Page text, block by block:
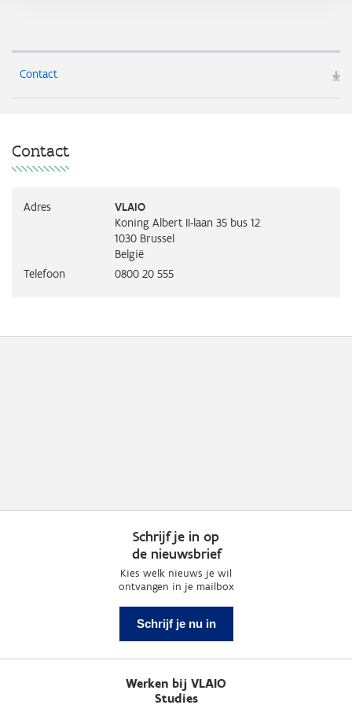
Contact
Contact
Adres
VLAIO
Koning Albert II-laan 35 bus 12
1030 Brussel
België
Telefoon
0800 20 555
Schrijf je in op
de nieuwsbrief
Kies welk nieuws je wil
ontvangen in je mailbox
Schrijf je nu in
Werken bij VLAIO
Studies